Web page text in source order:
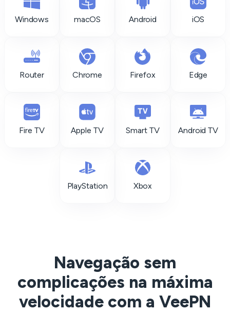
Windows macOS Android iOS
Router Chrome Firefox Edge
Fire TV Apple TV Smart TV Android TV
PlayStation Xbox
Navegação sem
complicações na máxima
velocidade com a VeePN